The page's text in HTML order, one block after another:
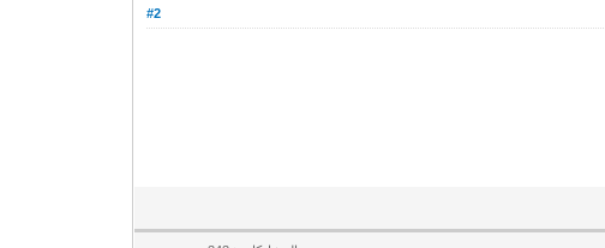
#2